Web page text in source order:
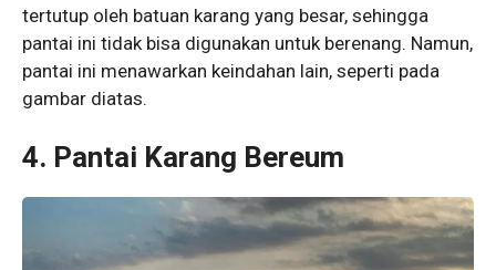
tertutup oleh batuan karang yang besar, sehingga
pantai ini tidak bisa digunakan untuk berenang. Namun,
pantai ini menawarkan keindahan lain, seperti pada
gambar diatas.
4. Pantai Karang Bereum